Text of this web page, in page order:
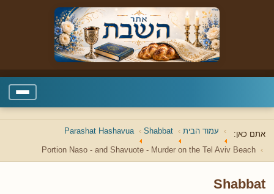
אתם כאן: עמוד הבית Shabbat
Parashat Hashavua
Portion Naso - and Shavuote - Murder on the Tel Aviv Beach
Shabbat